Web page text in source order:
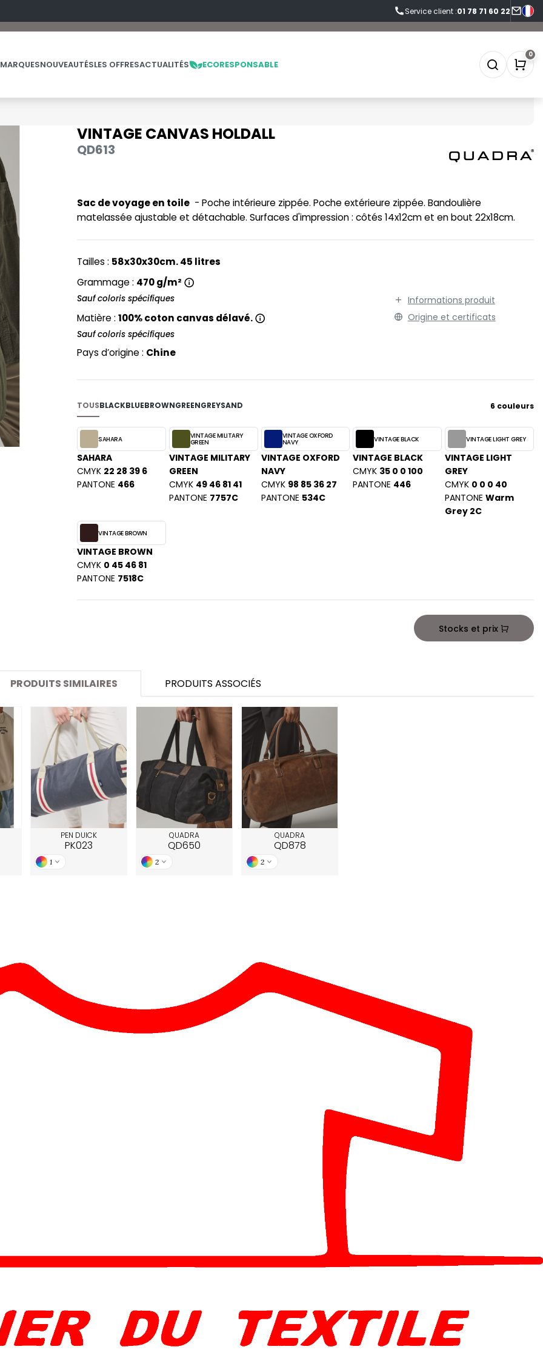
Service client :01 78 71 60 22
NOS PRODUITS
PANTALONS
PULL
PYJAMA
RECYCLÉ
SAC SHOPPING
SCHOOLWEAR
SOUS-VETEMENTS
SPORT
VESTE - BLOUSON
LES MARQUES
LOOM
LOOM VINTAGE
- BLANKS
MUMBLES
NEW GEN
NEW MORNING STUDIOS
P
PAREDES SEGURIDAD
PARKS
PEN DUICK
QUADRA
R
RESULT
RICA LEWIS
RUSSELL ATHLETIC®
S
SANS ETIQUETTE
SO DENIM
SPIRO
VELILLA
W
WESTFORD MILL
NOUVEAUTÉSLES OFFRES
LES OFFRES
ACTUALITÉS ECORESPONSABLE
0
VINTAGE CANVAS HOLDALL
QD613
Sac de voyage en toile - Poche intérieure zippée. Poche extérieure zippée. Bandoulière
matelassée ajustable et détachable. Surfaces d'impression : côtés 14x12cm et en bout 22x18cm.
Tailles : 58x30x30cm. 45 litres
Grammage : 470 g/m²
Sauf coloris spécifiques
Matière : 100% coton canvas délavé.
Sauf coloris spécifiques
Pays d’origine : Chine
Informations produit
Origine et certificats
TOUSBLACKBLUEBROWNGREENGREYSAND 6 couleurs
SAHARA
SAHARA
CMYK 22 28 39 6
PANTONE 466
VINTAGE MILITARY
GREEN
VINTAGE MILITARY
GREEN
CMYK 49 46 81 41
PANTONE 7757C
VINTAGE OXFORD
NAVY
VINTAGE OXFORD
NAVY
CMYK 98 85 36 27
PANTONE 534C
VINTAGE BLACK
VINTAGE BLACK
CMYK 35 0 0 100
PANTONE 446
VINTAGE LIGHT GREY
VINTAGE LIGHT
GREY
CMYK 0 0 0 40
PANTONE Warm
Grey 2C
VINTAGE BROWN
VINTAGE BROWN
CMYK 0 45 46 81
PANTONE 7518C
Stocks et prix
PRODUITS SIMILAIRES PRODUITS ASSOCIÉS
PEN DUICK
PK023
1
QUADRA
QD650
2
QUADRA
QD878
2